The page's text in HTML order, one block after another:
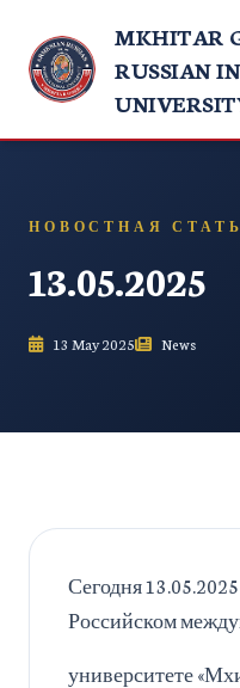
MKHITAR
RUSSIAN
НОВОСТНАЯ
13.05.2025
13 May 2025 News
Сегодня
Российском
университете